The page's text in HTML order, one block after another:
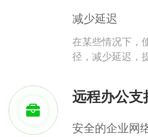
减少延迟
在某些情况下，
径，减少延迟，
远程办公支
安全的企业网